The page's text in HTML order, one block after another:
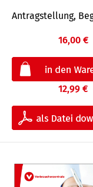
Antragstellung,
16,00 €
12,99 €